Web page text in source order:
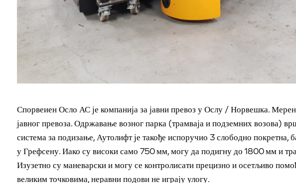
Спорвеиен Осло АС је компанија за јавни превоз у Ослу / Норвешка.
јавног превоза. Одржавање возног парка (трамваја и подземних возова)
система за подизање, Аутолифт је такође испоручио 3 слободно покретна,
у Грефсену. Иако су високи само 750 мм, могу да подигну до 1800 мм и
Изузетно су маневарски и могу се контролисати прецизно и осетљиво
великим точковима, неравни подови не играју улогу.